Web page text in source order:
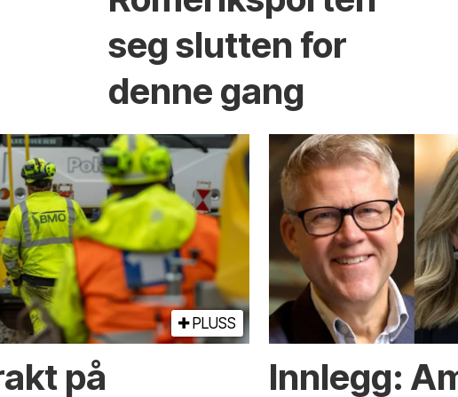
seg slutten for
denne gang
PLUSS
på Innlegg: